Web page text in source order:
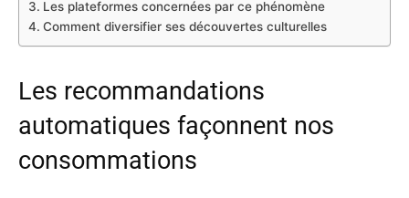
Les plateformes concernées par ce phénomène
Comment diversifier ses découvertes culturelles
Les recommandations
automatiques façonnent nos
consommations